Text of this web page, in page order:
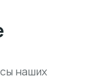
наших